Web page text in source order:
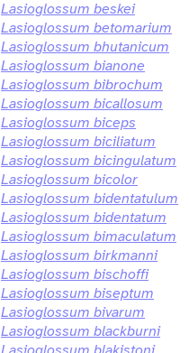
Lasioglossum beskei
Lasioglossum betomarium
Lasioglossum bhutanicum
Lasioglossum bianone
Lasioglossum bibrochum
Lasioglossum bicallosum
Lasioglossum biceps
Lasioglossum biciliatum
Lasioglossum bicingulatum
Lasioglossum bicolor
Lasioglossum bidentatulum
Lasioglossum bidentatum
Lasioglossum bimaculatum
Lasioglossum birkmanni
Lasioglossum bischoffi
Lasioglossum biseptum
Lasioglossum bivarum
Lasioglossum blackburni